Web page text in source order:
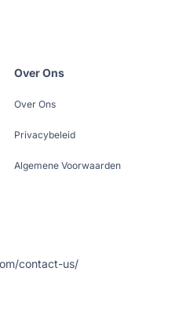
Over Ons
Over Ons
Privacybeleid
Algemene Voorwaarden
contact-us/